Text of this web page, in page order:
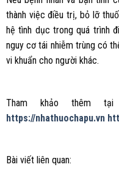
thành việc điều trị, bỏ lỡ
hệ tình dục trong quá trình
nguy cơ tái nhiễm trùng có
vi khuẩn cho người khác.
Tham khảo thêm
https://nhathuochapu.vn
Bài viết liên quan: